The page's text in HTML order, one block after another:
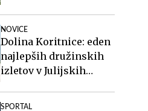
NOVICE
Dolina Koritnice: eden
najlepših družinskih
izletov v Julijskih
SPORTAL